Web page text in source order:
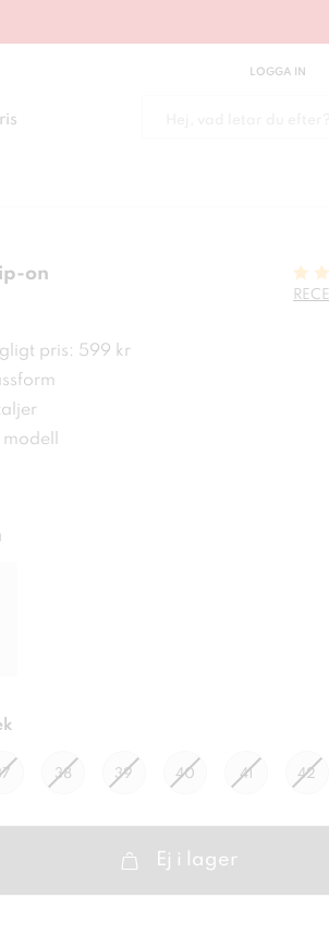
LOGGA IN
on
pris: 599 kr
38 39 40 41 42
Ej i lager